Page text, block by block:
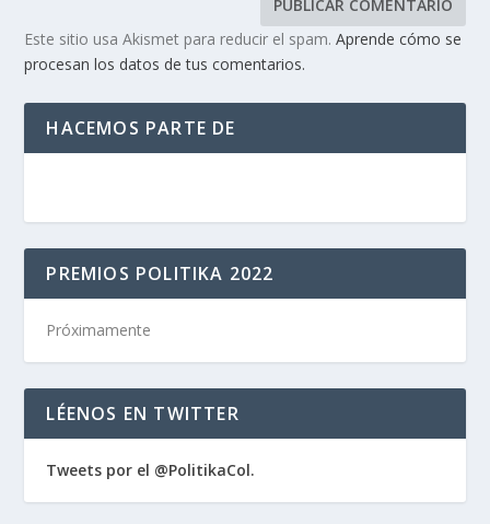
Este sitio usa Akismet para reducir el spam.Aprende cómo se
procesan los datos de tus comentarios.
HACEMOS PARTE DE
PREMIOS POLITIKA 2022
Próximamente
LÉENOS EN TWITTER
Tweets por el @PolitikaCol.